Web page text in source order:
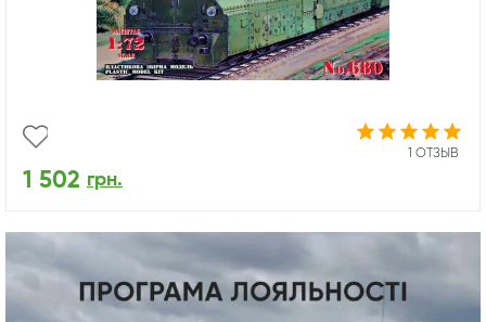
1 ОТЗЫВ
1 502 грн.